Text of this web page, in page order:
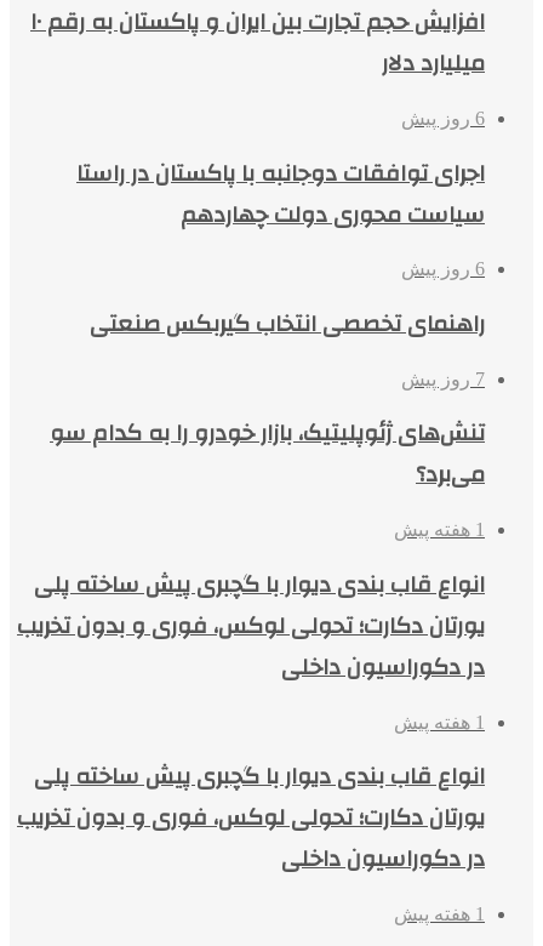
افزایش حجم تجارت بین ایران و پاکستان به رقم ۱۰
میلیارد دلار
6 روز پیش
اجرای توافقات دوجانبه با پاکستان در راستا
سیاست محوری دولت چهاردهم
6 روز پیش
راهنمای تخصصی انتخاب گیربکس صنعتی
7 روز پیش
تنش‌های ژئوپلیتیک، بازار خودرو را به کدام سو
می‌برد؟
1 هفته پیش
انواع قاب بندی دیوار با گچبری پیش ساخته پلی
یورتان دکارت؛ تحولی لوکس، فوری و بدون تخریب
در دکوراسیون داخلی
1 هفته پیش
انواع قاب بندی دیوار با گچبری پیش ساخته پلی
یورتان دکارت؛ تحولی لوکس، فوری و بدون تخریب
در دکوراسیون داخلی
1 هفته پیش